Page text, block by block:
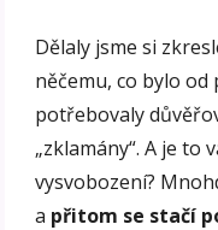
Dělaly jsme si
něčemu, co bylo
potřebovaly
„zklamány“. A je to
vysvobození?
a přitom se stačí